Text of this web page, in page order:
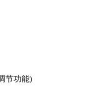
节功能)